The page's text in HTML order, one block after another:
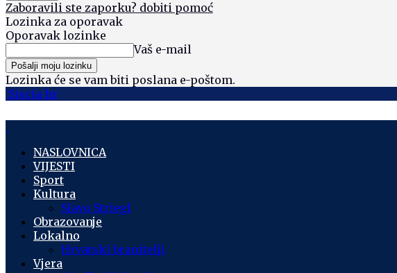
Zaboravili ste zaporku? dobiti pomoć
Lozinka za oporavak
Oporavak lozinke
Vaš e-mail
Lozinka će se vam biti poslana e-poštom.
Siscia hr
NASLOVNICA
VIJESTI
Sport
Kultura
Slavo Striegl
Obrazovanje
Lokalno
Hrvatski branitelji
Vjera